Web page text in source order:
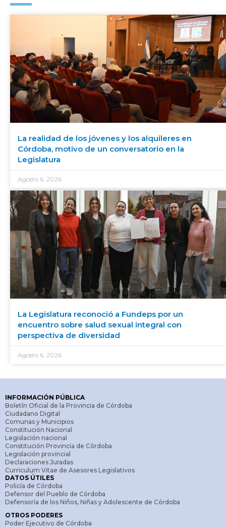
La realidad de los jóvenes y los alquileres en
Córdoba, motivo de un conversatorio en la
Legislatura
Agosto 6, 2026
La Legislatura reconoció a Fundeps por un
encuentro sobre salud sexual integral con
perspectiva de diversidad
Agosto 6, 2026
INFORMACIÓN PÚBLICA
Boletín Oficial de la Provincia de Córdoba
Ciudadano Digital
Comunas y Municipios
Constitución Nacional
Legislación nacional
Constitución Provincia de Córdoba
Legislación provincial
Declaraciones Juradas
Curriculum Vitae de Asesores Legislativos
DATOS ÚTILES
Policía de Córdoba
Defensor del Pueblo de Córdoba
Defensoría de los Niños, Niñas y Adolescente de Córdoba
OTROS PODERES
Poder Ejecutivo de Córdoba